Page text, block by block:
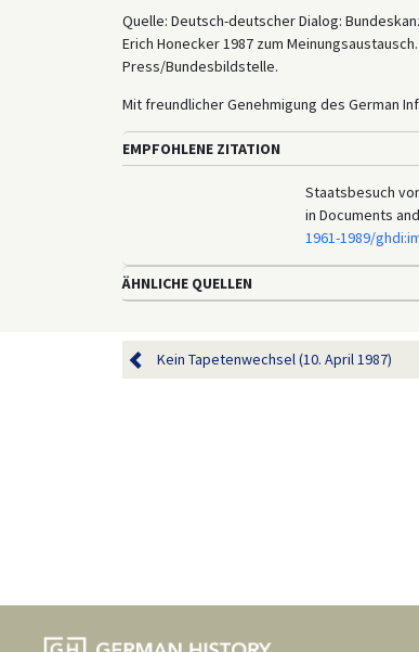
Quelle: Deutsch-deutscher Dialog:
Erich Honecker 1987 zum
Press/Bundesbildstelle.
Mit freundlicher Genehmigung des German
EMPFOHLENE ZITATION
Staatsbesuch
in Documents
1961-1989/
ÄHNLICHE QUELLEN
Kein Tapetenwechsel (10. April 1987)